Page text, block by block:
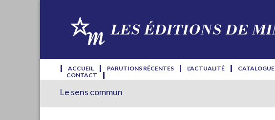
ACCUEIL PARUTIONS RÉCENTES L'ACTUALITÉ CATALOGUE
CONTACT
Le sens commun